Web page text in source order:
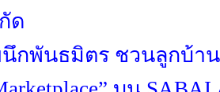
ด
กพันธมิตร ชวนลูกบ้าน